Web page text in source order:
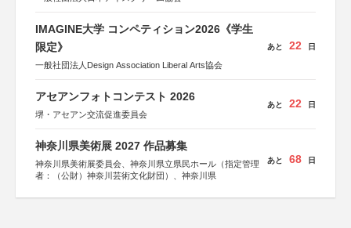
IMAGINE大学 コンペティション2026《学生
限定》
一般社団法人Design Association Liberal Arts協会
あと 22 日
アセアンフォトコンテスト 2026
堺・アセアン交流促進委員会
あと 22 日
神奈川県美術展 2027 作品募集
神奈川県美術展委員会、神奈川県立県民ホール（指定管理
者：（公財）神奈川芸術文化財団）、神奈川県
あと 68 日